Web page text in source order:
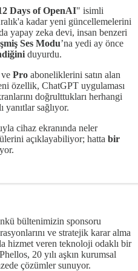
Days of OpenAI" isimli
kadar yeni güncellemelerini
yapay zeka devi, insan benzeri
Ses Modu’na yedi ay önce
duyurdu.
ve Pro aboneliklerini satın alan
özellik, ChatGPT uygulaması
doğrulttukları herhangi
yanıtlar sağlıyor.
cihaz ekranında neler
açıklayabiliyor; hatta bir
bültenimizin sponsoru
ve stratejik karar alma
hizmet veren teknoloji odaklı bir
20 yılı aşkın kurumsal
çözümler sunuyor.